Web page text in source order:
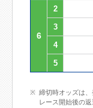
6
2
3
4
5
締切時オッズは
レース開始後の